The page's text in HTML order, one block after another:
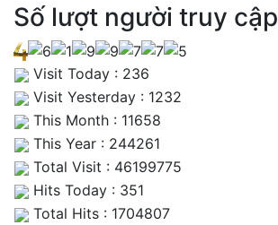
Số lượt người truy cập
Visit Today : 236
Visit Yesterday : 1232
This Month : 11658
This Year : 244261
Total Visit : 46199775
Hits Today : 351
Total Hits : 1704807